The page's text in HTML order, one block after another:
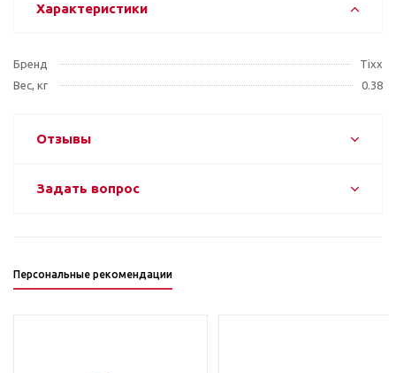
Характеристики
Бренд
Tixx
Вес, кг
0.38
Отзывы
Задать вопрос
Персональные рекомендации